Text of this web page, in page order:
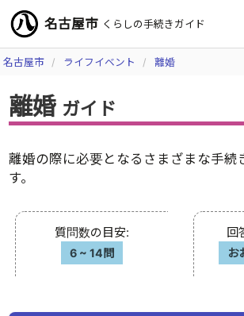
名古屋市 くらしの手続きガイド
名古屋市 ライフイベント 離婚
離婚 ガイド
離婚の際に必要となるさまざまな手続
す。
質問数の目安:
6~ 14問
回
お